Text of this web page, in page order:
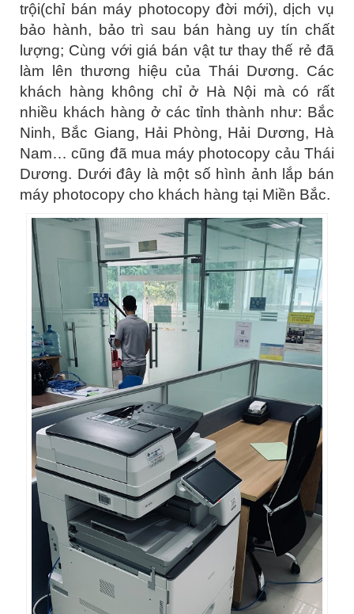
trội(chỉ bán máy photocopy đời mới), dịch vụ
bảo hành, bảo trì sau bán hàng uy tín chất
lượng; Cùng với giá bán vật tư thay thế rẻ đã
làm lên thương hiệu của Thái Dương. Các
khách hàng không chỉ ở Hà Nội mà có rất
nhiều khách hàng ở các tỉnh thành như: Bắc
Ninh, Bắc Giang, Hải Phòng, Hải Dương, Hà
Nam… cũng đã mua máy photocopy cảu Thái
Dương. Dưới đây là một số hình ảnh lắp bán
máy photocopy cho khách hàng tại Miền Bắc.